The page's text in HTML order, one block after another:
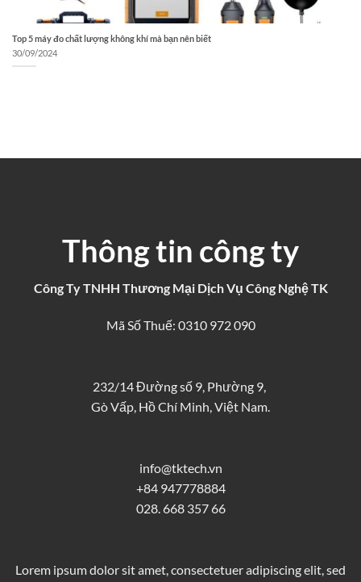
Top 5 máy đo chất lượng không khí mà bạn nên biết
30/09/2024
Thông tin công ty
Công Ty TNHH Thương Mại Dịch Vụ Công Nghệ TK
Mã Số Thuế: 0310 972 090
232/14 Đường số 9, Phường 9,
Gò Vấp, Hồ Chí Minh, Việt Nam.
info@tktech.vn
+84 947778884
028. 668 357 66
Lorem ipsum dolor sit amet, consectetuer adipiscing elit, sed